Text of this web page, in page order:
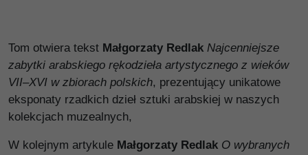
Tom otwiera tekst Małgorzaty Redlak Najcenniejsze
zabytki arabskiego rękodzieła artystycznego z wieków
VII–XVI w zbiorach polskich, prezentujący unikatowe
eksponaty rzadkich dzieł sztuki arabskiej w naszych
kolekcjach muzealnych,
W kolejnym artykule Małgorzaty Redlak O wybranych